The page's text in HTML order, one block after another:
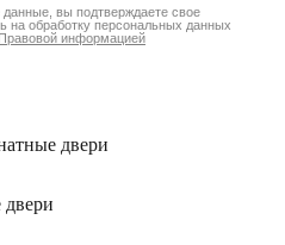
вы подтверждаете свое
на обработку персональных данных
Правовой информацией
двери
двери